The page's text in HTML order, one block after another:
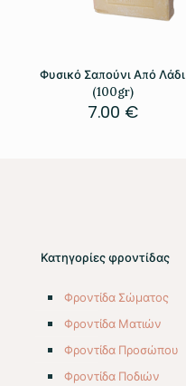
Φυσικό Σαπούνι Από Λάδι
(100gr)
7.00 €
Κατηγορίες φροντίδας
Φροντίδα Σώματος
Φροντίδα Ματιών
Φροντίδα Προσώπου
Φροντίδα Ποδιών